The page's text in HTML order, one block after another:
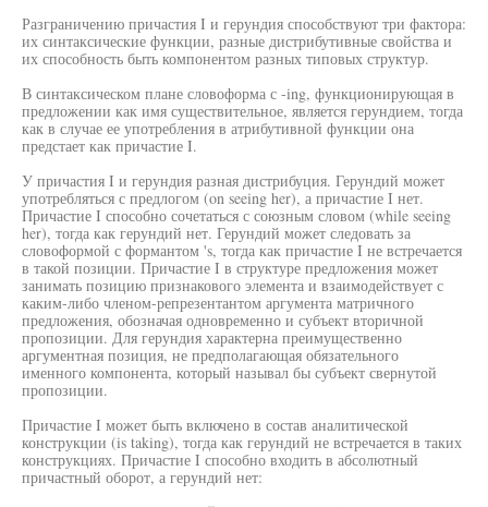
Разграничению причастия I и герундия способствуют три фактора:
их синтаксические функции, разные дистрибутивные свойства и
их способность быть компонентом разных типовых структур.
В синтаксическом плане словоформа с -ing, функционирующая в
предложении как имя существительное, является герундием, тогда
как в случае ее употребления в атрибутивной функции она
предстает как причастие I.
У причастия I и герундия разная дистрибуция. Герундий может
употребляться с предлогом (on seeing her), а причастие I нет.
Причастие I способно сочетаться с союзным словом (while seeing
her), тогда как герундий нет. Герундий может следовать за
словоформой с формантом 's, тогда как причастие I не встречается
в такой позиции. Причастие I в структуре предложения может
занимать позицию признакового элемента и взаимодействует с
каким-либо членом-репрезентантом аргумента матричного
предложения, обозначая одновременно и субъект вторичной
пропозиции. Для герундия характерна преимущественно
аргументная позиция, не предполагающая обязательного
именного компонента, который называл бы субъект свернутой
пропозиции.
Причастие I может быть включено в состав аналитической
конструкции (is taking), тогда как герундий не встречается в таких
конструкциях. Причастие I способно входить в абсолютный
причастный оборот, а герундий нет: